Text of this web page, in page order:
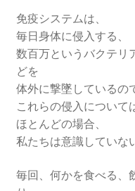
免疫システムは、
毎日身体に侵入する、
数百万というバクテリ
どを
体外に撃墜しているの
これらの侵入について
ほとんどの場合、
私たちは意識していな
毎回、何かを食べる、